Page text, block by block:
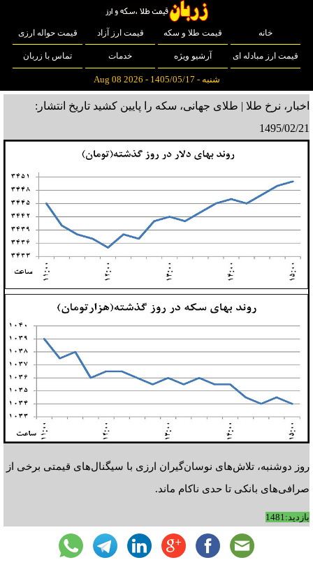
خانه قیمت طلا و سکه قیمت ارز آزاد قیمت حواله ارزی
قیمت ارز مبادله ای آرشیو ویژه خدمات تماس با زربان
شنبه - 1405/05/17 - Aug 08 2026
اخبار، نرخ طلا | طلای جهانی، سکه را پایین کشید تاریخ انتشار:
1495/02/21
روز دوشنبه، تلاش‌های نوسان‌گیران ارزی با سیگنال‌های قیمتی برخی از
صرافی‌های بانکی تا حدی ناکام ماند.
بازدید:1481